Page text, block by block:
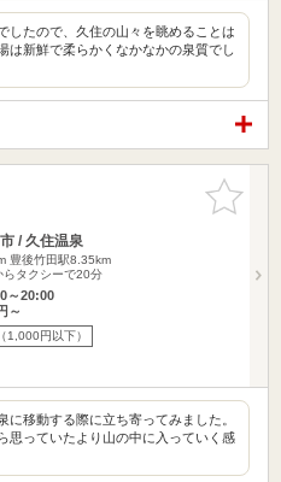
したので、久住の山々を眺めることは
は新鮮で柔らかくなかなかの泉質でし
お気に入
りに追加
/ 久住温泉
豊後竹田駅8.35km
らタクシーで20分
～20:00
～
1,000円以下）
に移動する際に立ち寄ってみました。
思っていたより山の中に入っていく感